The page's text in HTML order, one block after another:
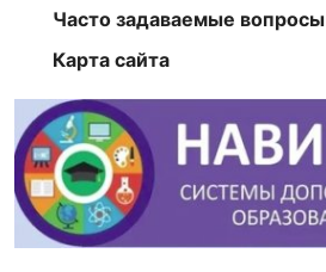
Часто задаваемые вопросы
Карта сайта